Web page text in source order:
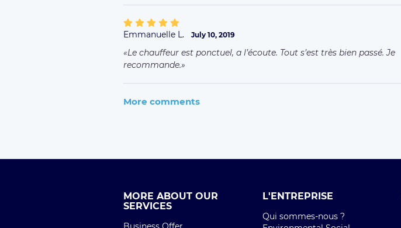
Emmanuelle L. July 10, 2019
Le chauffeur est ponctuel, a l’écoute. Tout s’est très bien passé. Je
recommande.
More comments
MORE ABOUT OUR
SERVICES
L'ENTREPRISE
Qui sommes-nous ?